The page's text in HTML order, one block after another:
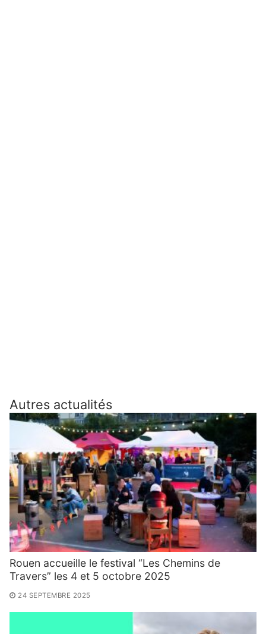
Autres actualités
Rouen accueille le festival “Les Chemins de
Travers” les 4 et 5 octobre 2025
24 SEPTEMBRE 2025